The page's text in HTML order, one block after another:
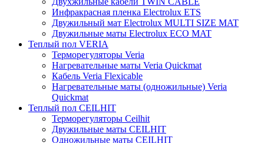
Инфракрасная пленка Electrolux ETS
Двужильный мат Electrolux MULTI SIZE MAT
Двужильные маты Electrolux ECO MAT
Теплый пол VERIA
Терморегуляторы Veria
Нагревательные маты Veria Quickmat
Кабель Veria Flexicable
Нагревательные маты (одножильные) Veria
Quickmat
Теплый пол CEILHIT
Терморегуляторы Ceilhit
Двужильные маты CEILHIT
Одножильные маты CEILHIT